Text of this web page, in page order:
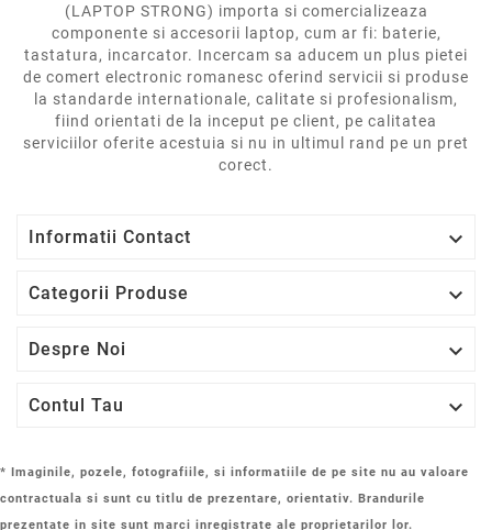
(LAPTOP STRONG) importa si comercializeaza
componente si accesorii laptop, cum ar fi: baterie,
tastatura, incarcator. Incercam sa aducem un plus pietei
de comert electronic romanesc oferind servicii si produse
la standarde internationale, calitate si profesionalism,
fiind orientati de la inceput pe client, pe calitatea
serviciilor oferite acestuia si nu in ultimul rand pe un pret
corect.
Informatii Contact 
Categorii Produse 
Despre Noi 
Contul Tau 
* Imaginile, pozele, fotografiile, si informatiile de pe site nu au valoare
contractuala si sunt cu titlu de prezentare, orientativ. Brandurile
prezentate in site sunt marci inregistrate ale proprietarilor lor.